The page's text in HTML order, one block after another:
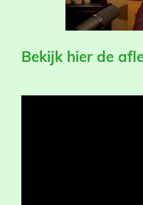
Bekijk hier de